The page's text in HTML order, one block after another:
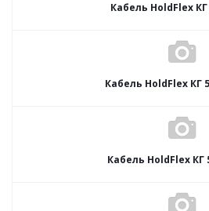
Кабель HoldFlex КГ
Кабель HoldFlex КГ
Кабель HoldFlex КГ